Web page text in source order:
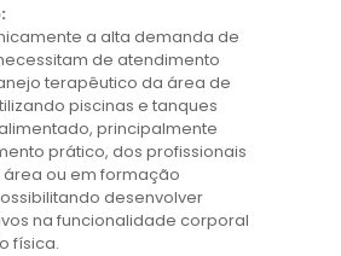
a alta demanda de
de atendimento
terapêutico da área de
piscinas e tanques
principalmente
prático, dos profissionais
ou em formação
desenvolver
na funcionalidade corporal
física.